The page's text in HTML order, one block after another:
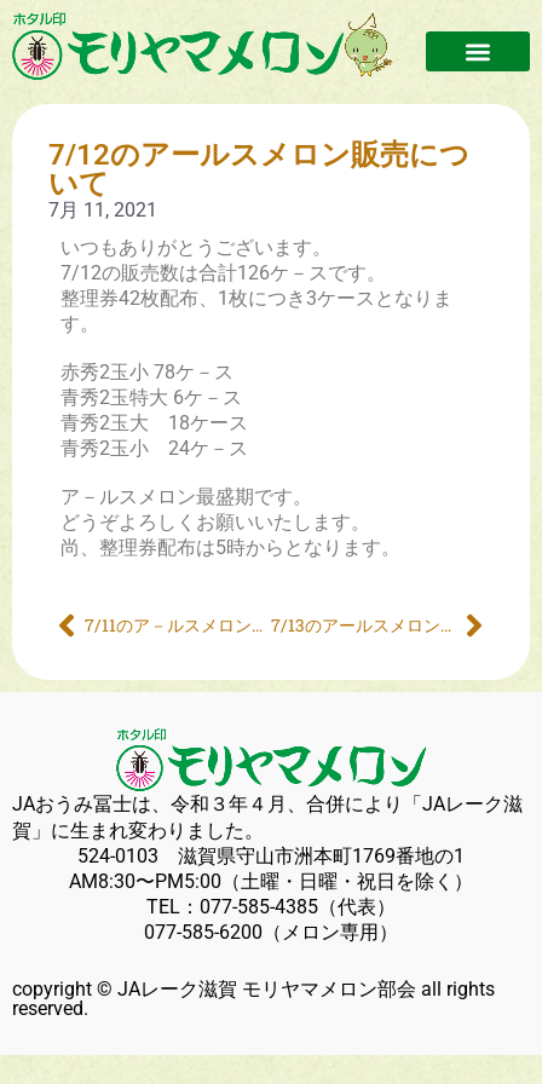
7/12のアールスメロン販売につ
いて
7月 11, 2021
いつもありがとうございます。
7/12の販売数は合計126ケ－スです。
整理券42枚配布、1枚につき3ケースとなりま
す。
赤秀2玉小 78ケ－ス
青秀2玉特大 6ケ－ス
青秀2玉大 18ケース
青秀2玉小 24ケ－ス
ア－ルスメロン最盛期です。
どうぞよろしくお願いいたします。
尚、整理券配布は5時からとなります。
7/11のア－ルスメロン販売について 7/13のアールスメロン販売について
JAおうみ冨士は、令和３年４月、合併により「JAレーク滋
賀」に生まれ変わりました。
524-0103 滋賀県守山市洲本町1769番地の1
AM8:30〜PM5:00（土曜・日曜・祝日を除く）
TEL： 077-585-4385 （代表）
077-585-6200 （メロン専用）
copyright © JAレーク滋賀 モリヤマメロン部会 all rights
reserved.